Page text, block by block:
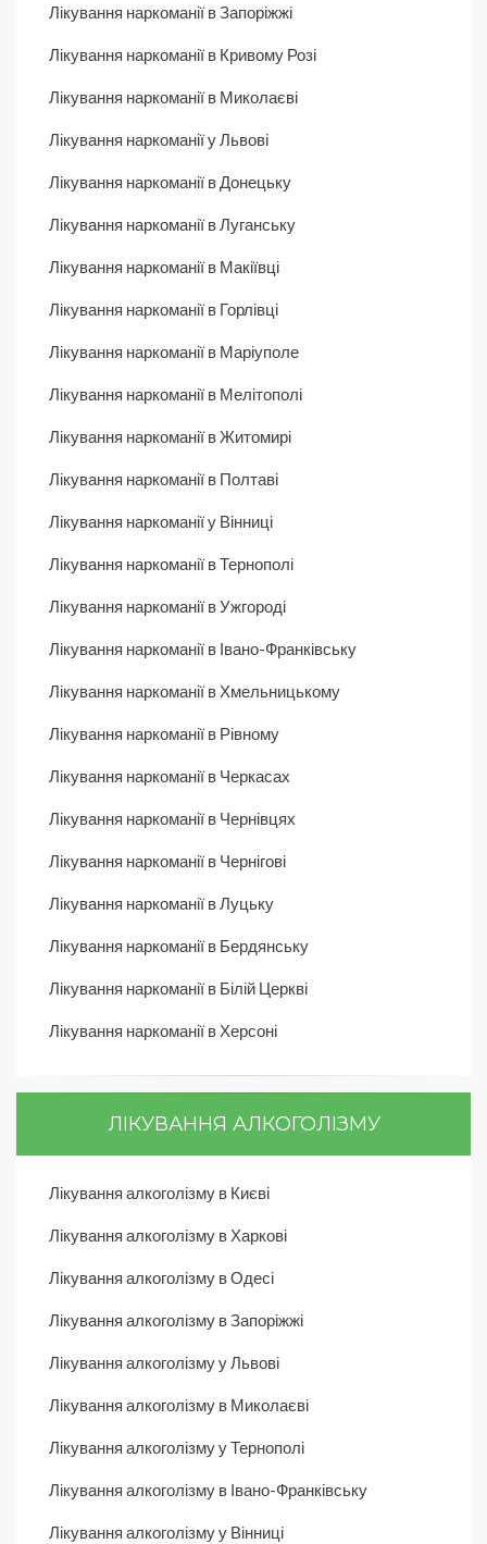
Лікування наркоманії в Запоріжжі
Лікування наркоманії в Кривому Розі
Лікування наркоманії в Миколаєві
Лікування наркоманії у Львові
Лікування наркоманії в Донецьку
Лікування наркоманії в Луганську
Лікування наркоманії в Макіївці
Лікування наркоманії в Горлівці
Лікування наркоманії в Маріуполе
Лікування наркоманії в Мелітополі
Лікування наркоманії в Житомирі
Лікування наркоманії в Полтаві
Лікування наркоманії у Вінниці
Лікування наркоманії в Тернополі
Лікування наркоманії в Ужгороді
Лікування наркоманії в Івано-Франківську
Лікування наркоманії в Хмельницькому
Лікування наркоманії в Рівному
Лікування наркоманії в Черкасах
Лікування наркоманії в Чернівцях
Лікування наркоманії в Чернігові
Лікування наркоманії в Луцьку
Лікування наркоманії в Бердянську
Лікування наркоманії в Білій Церкві
Лікування наркоманії в Херсоні
ЛІКУВАННЯ АЛКОГОЛІЗМУ
Лікування алкоголізму в Києві
Лікування алкоголізму в Харкові
Лікування алкоголізму в Одесі
Лікування алкоголізму в Запоріжжі
Лікування алкоголізму у Львові
Лікування алкоголізму в Миколаєві
Лікування алкоголізму у Тернополі
Лікування алкоголізму в Івано-Франківську
Лікування алкоголізму у Вінниці